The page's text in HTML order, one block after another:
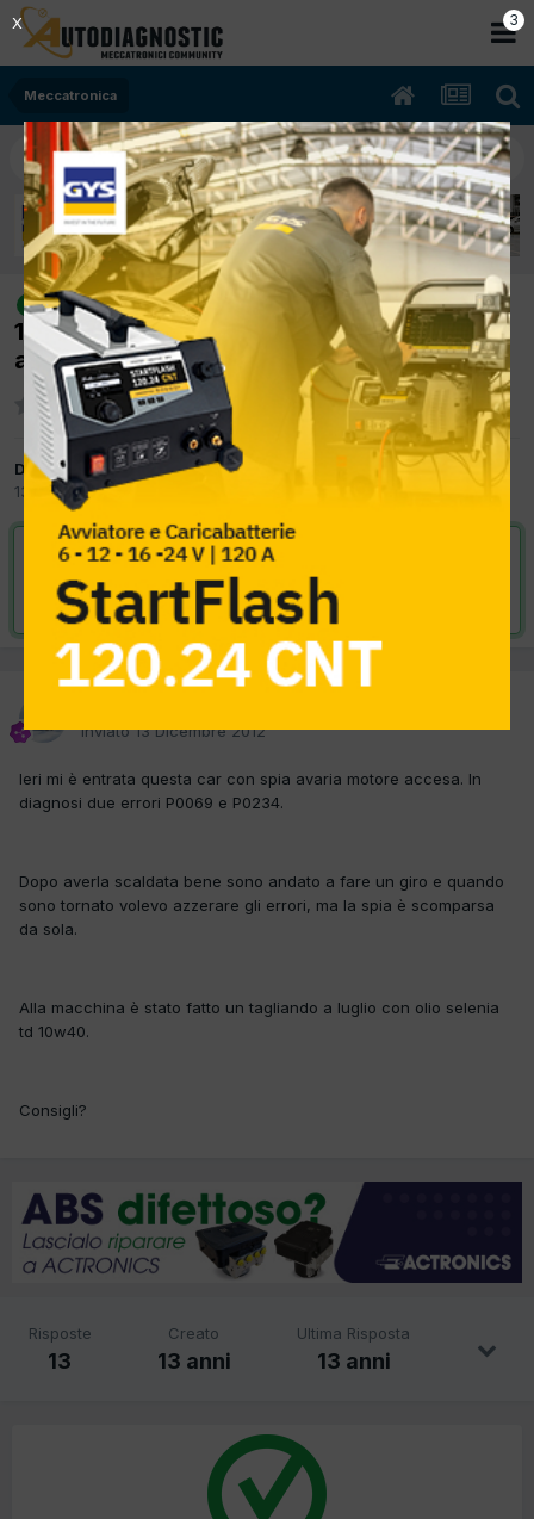
Meccatronica
risolto
[Grande Punto 02/2006 1248cc
199A3000 66Kw Diesel] Spia motore
accesa: P0069, P0234
Da skyfox
13 Dicembre 2012
VAI ALLA SOLUZIONE
Risolta da skyfox, 13 Dicembre 2012
Inviato13 Dicembre 2012
Ieri mi è entrata questa car con spia avaria motore accesa. In
diagnosi due errori P0069 e P0234.
Dopo averla scaldata bene sono andato a fare un giro e quando
sono tornato volevo azzerare gli errori, ma la spia è scomparsa
da sola.
Alla macchina è stato fatto un tagliando a luglio con olio selenia
td 10w40.
Consigli?
Risposte
13
Creato
13 anni
Ultima Risposta
13 anni
2
X